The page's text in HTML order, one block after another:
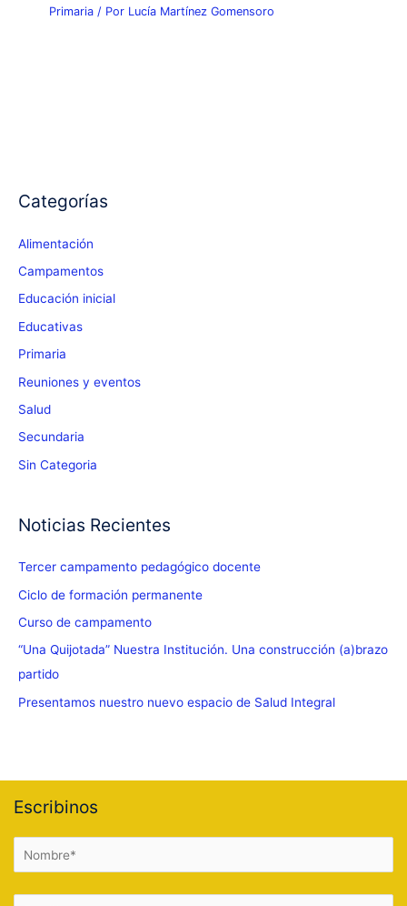
Primaria / Por Lucía Martínez Gomensoro
Categorías
Alimentación
Campamentos
Educación inicial
Educativas
Primaria
Reuniones y eventos
Salud
Secundaria
Sin Categoria
Noticias Recientes
Tercer campamento pedagógico docente
Ciclo de formación permanente
Curso de campamento
“Una Quijotada” Nuestra Institución. Una construcción (a)brazo
partido
Presentamos nuestro nuevo espacio de Salud Integral
Escribinos